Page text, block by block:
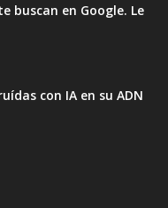
buscan en Google. Le
con IA en su ADN